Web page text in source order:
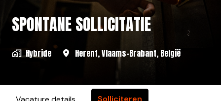
SPONTANE SOLLICITATIE
Hybride Herent,Vlaams-Brabant, België
Solliciteren